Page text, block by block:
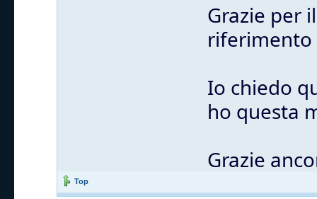
Grazie per
riferimento
Io chiedo
ho questa
Grazie
Top